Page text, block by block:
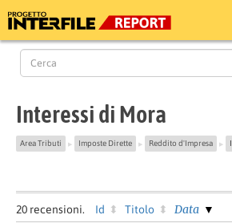
Interessi di Mora
Area Tributi ▶ Imposte Dirette ▶ Reddito d'Impresa ▶
20 recensioni. Id Titolo Data